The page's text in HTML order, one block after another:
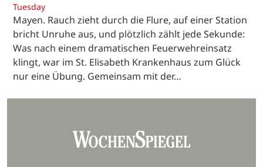
Tuesday
Mayen. Rauch zieht durch die Flure, auf einer Station
bricht Unruhe aus, und plötzlich zählt jede Sekunde:
Was nach einem dramatischen Feuerwehreinsatz
klingt, war im St. Elisabeth Krankenhaus zum Glück
nur eine Übung. Gemeinsam mit der…